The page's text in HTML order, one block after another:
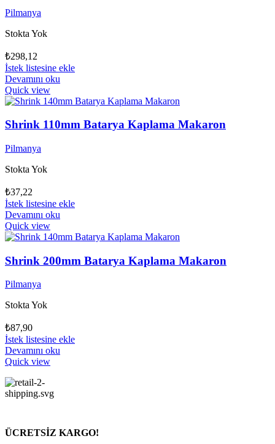
Pilmanya
Stokta Yok
₺298,12
İstek listesine ekle
Devamını oku
Quick view
Shrink 110mm Batarya Kaplama Makaron
Pilmanya
Stokta Yok
₺37,22
İstek listesine ekle
Devamını oku
Quick view
Shrink 200mm Batarya Kaplama Makaron
Pilmanya
Stokta Yok
₺87,90
İstek listesine ekle
Devamını oku
Quick view
ÜCRETSİZ KARGO!